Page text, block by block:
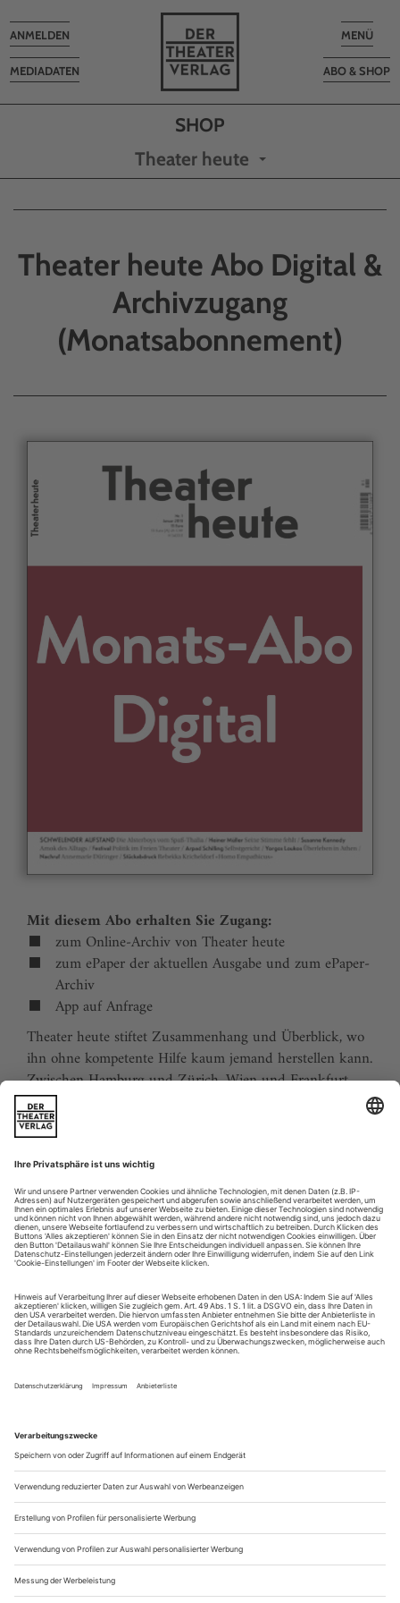
Toggle
MENÜ
ABO & SHOP
MEDIADATEN
Toggle
navigation
ANMELDEN
Theater heute
Theater heute Abo Digital &
Archivzugang
(Monatsabonnement)
Mit diesem Abo erhalten Sie Zugang:
zum Online-Archiv von Theater heute
zum ePaper der aktuellen Ausgabe und zum ePaper-
Archiv
App auf Anfrage
Theater heute stiftet Zusammenhang und Überblick, wo
ihn ohne kompetente Hilfe kaum jemand herstellen kann.
Zwischen Hamburg und Zürich, Wien und Frankfurt,
Jena und Aachen gibt es wie nirgends auf der Welt eine
dichte, vielfältige und produktive Theaterszene. Mit
Theater heute sind Sie jederzeit über die wichtigsten
Ereignisse informiert. Theater heute erscheint 12-mal im
Jahr mit einem Doppelheft im Juli und dem Jahrbuch im
August.
Sie erhalten Zugang zum Online-Archiv von Theater
heute und können sowohl das aktuelle ePaper als auch
das ePaper-Archiv über Ihren Account auf www.der-
theaterverlag.de einsehen. Zugang zur App auf Anfrage.
Das Abonnement hat eine Laufzeit von einem Monat und
verlängert sich jeweils um einen weiteren Monat, sofern
es nicht vom Kunden auf der Seite „Mein Konto/Meine
Bestellungen“ auf www.der-theaterverlag.de gekündigt
in Kraft.
Aus steuerlichen Gründen abweichende Preise für Käufe
außerhalb Deutschlands (Endpreis vor Auslösen der Bestellung
ersichtlich)